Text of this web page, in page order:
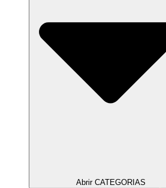
Abrir CATEGORIAS